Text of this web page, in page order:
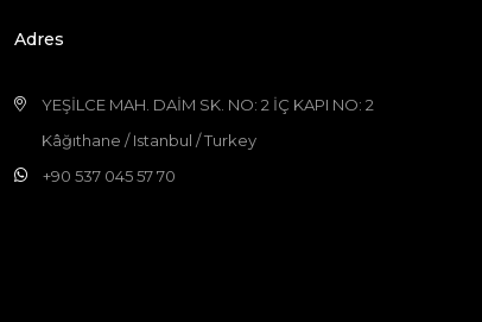
Adres
YEŞİLCE MAH. DAİM SK. NO: 2 İÇ KAPI NO: 2
Kâğıthane / Istanbul / Turkey
+90 537 045 57 70